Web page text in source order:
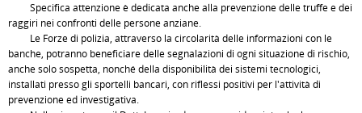
Specifica attenzione è dedicata anche alla prevenzione delle truffe e dei
raggiri nei confronti delle persone anziane.
Le Forze di polizia, attraverso la circolarità delle informazioni con le
banche, potranno beneficiare delle segnalazioni di ogni situazione di rischio,
anche solo sospetta, nonché della disponibilità dei sistemi tecnologici,
installati presso gli sportelli bancari, con riflessi positivi per l'attività di
prevenzione ed investigativa.